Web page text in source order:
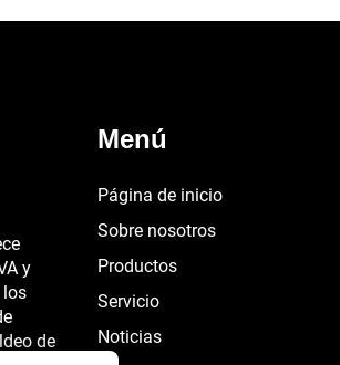
y
los
de
Menú
Página de inicio
Sobre nosotros
Productos
Servicio
Noticias